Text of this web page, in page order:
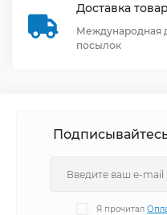
Доставка
Международная
посылок
Я прочитал